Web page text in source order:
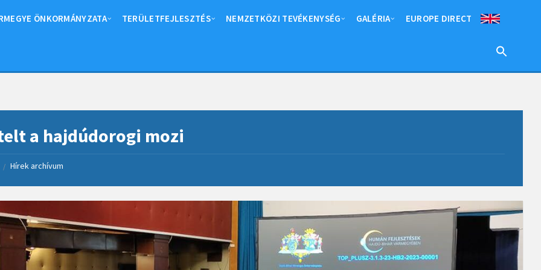
ÖNKORMÁNYZATA TERÜLETFEJLESZTÉS NEMZETKÖZI TEVÉKENYSÉG GALÉRIA EUROPE DIRECT
a hajdúdorogi mozi
/ Hírek archívum